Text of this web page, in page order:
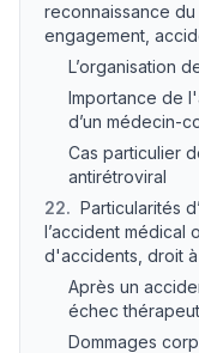
reconnaissance
engagement,
L’organisation
Importance de
d’un médecin-
Cas particulier
antirétroviral
22. Particularités
l’accident médical
d'accidents, droit
Après un
échec
Dommages